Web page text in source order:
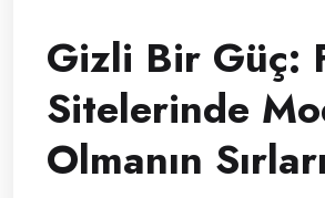
Gizli Bir Güç:
Sitelerinde
Olmanın Sırları